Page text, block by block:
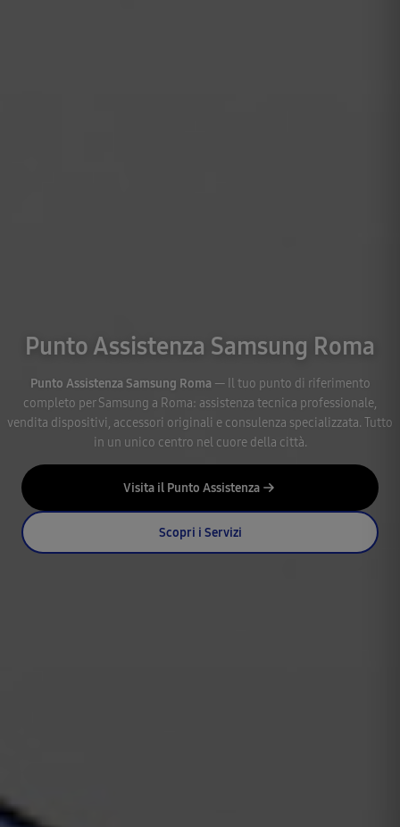
Punto Assistenza Samsung Roma
Punto Assistenza Samsung Roma — Il tuo punto di riferimento
completo per Samsung a Roma: assistenza tecnica professionale,
vendita dispositivi, accessori originali e consulenza specializzata. Tutto
in un unico centro nel cuore della città.
Visita il Punto Assistenza
Scopri i Servizi